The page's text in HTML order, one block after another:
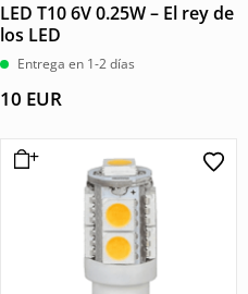
LED T10 6V 0.25W – El rey de
los LED
Entrega en 1-2 días
10 EUR